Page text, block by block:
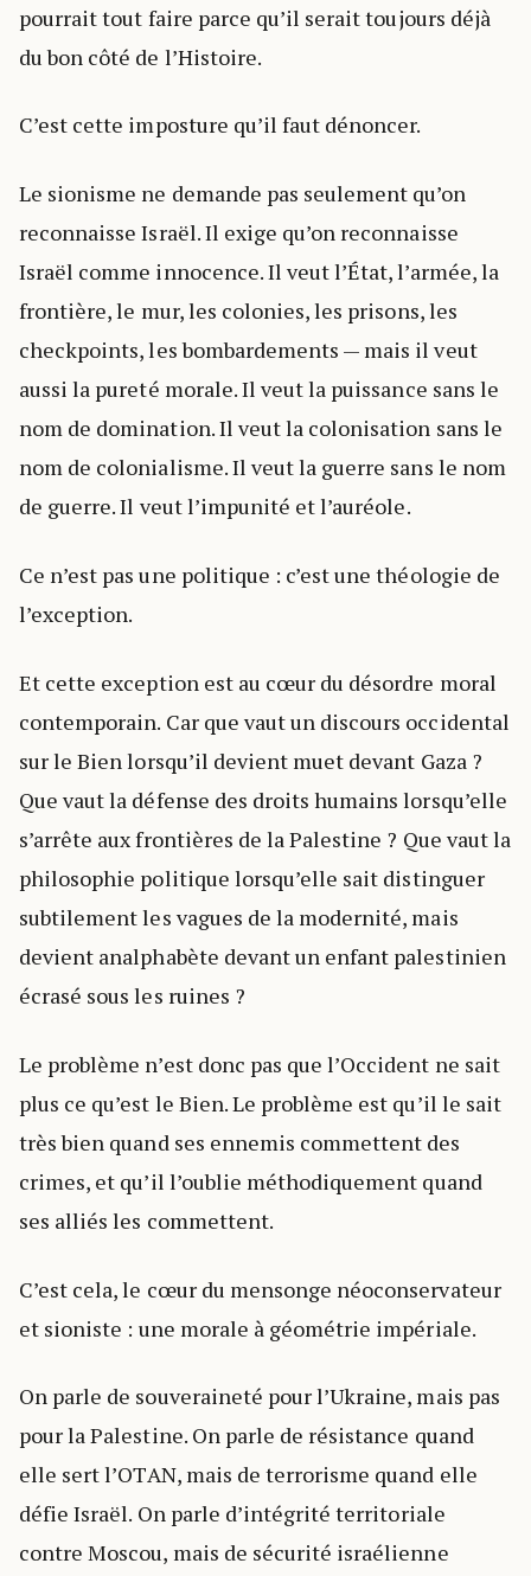
pourrait tout faire parce qu’il serait toujours déjà
du bon côté de l’Histoire.
C’est cette imposture qu’il faut dénoncer.
Le sionisme ne demande pas seulement qu’on
reconnaisse Israël. Il exige qu’on reconnaisse
Israël comme innocence. Il veut l’État, l’armée, la
frontière, le mur, les colonies, les prisons, les
checkpoints, les bombardements — mais il veut
aussi la pureté morale. Il veut la puissance sans le
nom de domination. Il veut la colonisation sans le
nom de colonialisme. Il veut la guerre sans le nom
de guerre. Il veut l’impunité et l’auréole.
Ce n’est pas une politique : c’est une théologie de
l’exception.
Et cette exception est au cœur du désordre moral
contemporain. Car que vaut un discours occidental
sur le Bien lorsqu’il devient muet devant Gaza ?
Que vaut la défense des droits humains lorsqu’elle
s’arrête aux frontières de la Palestine ? Que vaut la
philosophie politique lorsqu’elle sait distinguer
subtilement les vagues de la modernité, mais
devient analphabète devant un enfant palestinien
écrasé sous les ruines ?
Le problème n’est donc pas que l’Occident ne sait
plus ce qu’est le Bien. Le problème est qu’il le sait
très bien quand ses ennemis commettent des
crimes, et qu’il l’oublie méthodiquement quand
ses alliés les commettent.
C’est cela, le cœur du mensonge néoconservateur
et sioniste : une morale à géométrie impériale.
On parle de souveraineté pour l’Ukraine, mais pas
pour la Palestine. On parle de résistance quand
elle sert l’OTAN, mais de terrorisme quand elle
défie Israël. On parle d’intégrité territoriale
contre Moscou, mais de sécurité israélienne